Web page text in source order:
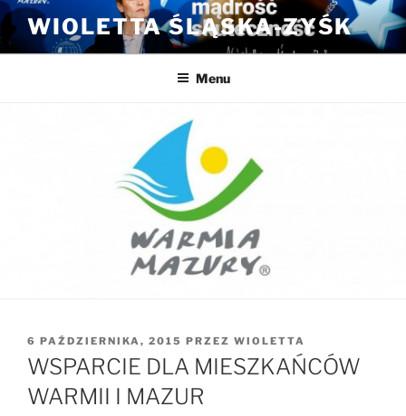
Przejdź
do
treści
WIOLETTA ŚLĄSKA-ZYŚK
Menu
OPUBLIKOWANE
W
6 PAŹDZIERNIKA, 2015 PRZEZ WIOLETTA
WSPARCIE DLA MIESZKAŃCÓW
WARMII I MAZUR